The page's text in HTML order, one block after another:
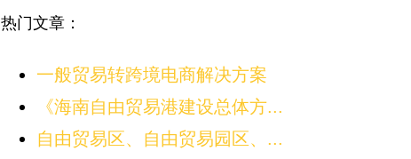
热门文章：
一般贸易转跨境电商解决方案
《海南自由贸易港建设总体方...
自由贸易区、自由贸易园区、...